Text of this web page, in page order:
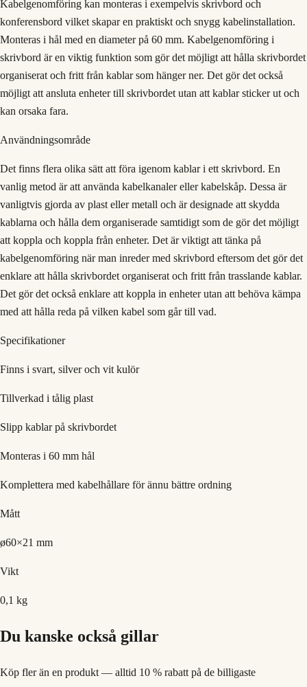
Kabelgenomföring kan monteras i exempelvis skrivbord och
konferensbord vilket skapar en praktiskt och snygg kabelinstallation.
Monteras i hål med en diameter på 60 mm. Kabelgenomföring i
skrivbord är en viktig funktion som gör det möjligt att hålla skrivbordet
organiserat och fritt från kablar som hänger ner. Det gör det också
möjligt att ansluta enheter till skrivbordet utan att kablar sticker ut och
kan orsaka fara.
Användningsområde
Det finns flera olika sätt att föra igenom kablar i ett skrivbord. En
vanlig metod är att använda kabelkanaler eller kabelskåp. Dessa är
vanligtvis gjorda av plast eller metall och är designade att skydda
kablarna och hålla dem organiserade samtidigt som de gör det möjligt
att koppla och koppla från enheter. Det är viktigt att tänka på
kabelgenomföring när man inreder med skrivbord eftersom det gör det
enklare att hålla skrivbordet organiserat och fritt från trasslande kablar.
Det gör det också enklare att koppla in enheter utan att behöva kämpa
med att hålla reda på vilken kabel som går till vad.
Specifikationer
Finns i svart, silver och vit kulör
Tillverkad i tålig plast
Slipp kablar på skrivbordet
Monteras i 60 mm hål
Komplettera med kabelhållare för ännu bättre ordning
Mått
ø60×21 mm
Vikt
0,1 kg
Du kanske också gillar
Köp fler än en produkt — alltid 10 % rabatt på de billigaste